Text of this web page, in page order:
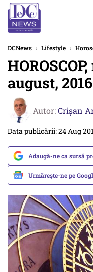
DCNews › Lifestyle ›
august, 2016
Autor:Crişan
Data publicării: 24 Aug
Adaugă-ne ca sursă
Urmărește-ne pe